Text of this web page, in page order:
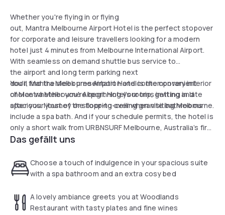
Whether you're flying in or flying
out, Mantra Melbourne Airport Hotel is the perfect stopover
for corporate and leisure travellers looking for a modern
hotel just 4 minutes from Melbourne International Airport.
With seamless on demand shuttle bus service to
the airport and long term parking next
door, Mantra Melbourne Airport Hotel is the convenient
choice whether you're beginning your trip, getting in late
after your journey or stopping over when visiting Melbourne.
You'll find the sleek presentation and contemporary interior
of Mantra Melbourne Airport Hotel's rooms inviting and
spacious. Most of the floor-to-ceiling granite bathrooms
include a spa bath. And if your schedule permits, the hotel is
only a short walk from URBNSURF Melbourne, Australia’s first
surf park, making it the perfect accommodation choice for
pleasures of our onsite Woodlands Restaurant and Bar, fully
equipped gym, sauna and heated lap pool.
Das gefällt uns
Choose a touch of indulgence in your spacious suite
with a spa bathroom and an extra cosy bed
A lovely ambiance greets you at Woodlands
Restaurant with tasty plates and fine wines